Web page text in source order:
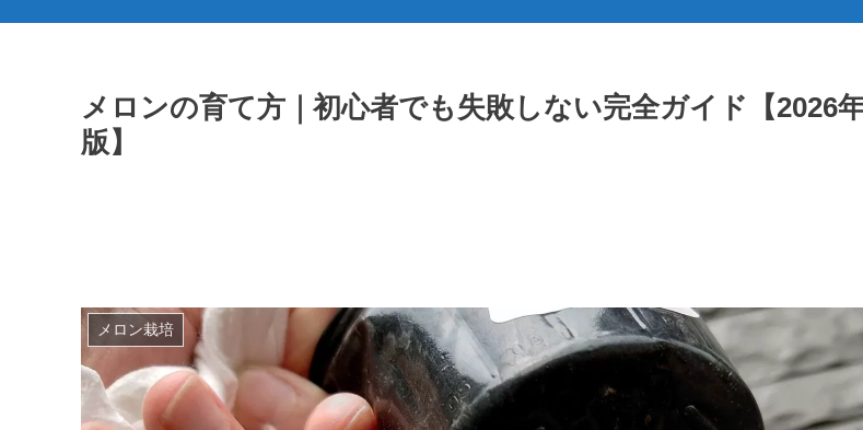
｜根株の選び
場所選び
メロンの育て方｜初心者でも失敗しない完全ガイド【2026
版】
メロン栽培